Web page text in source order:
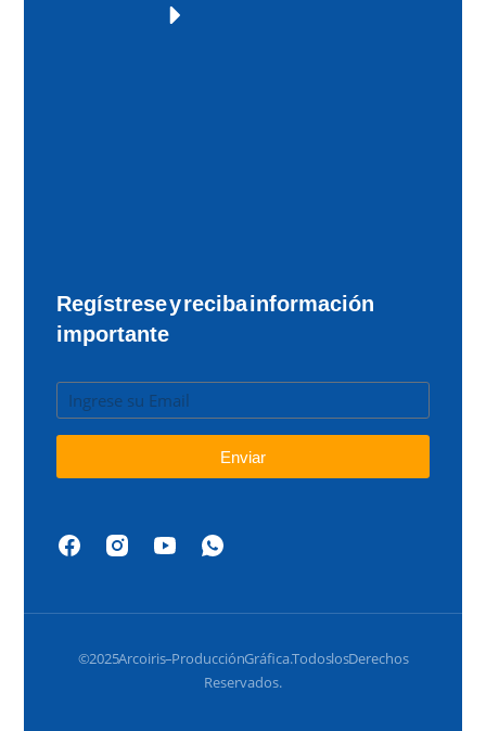
Regístrese y reciba información
importante
Enviar
© 2025 Arcoiris – Producción Gráfica. Todos los Derechos
Reservados.